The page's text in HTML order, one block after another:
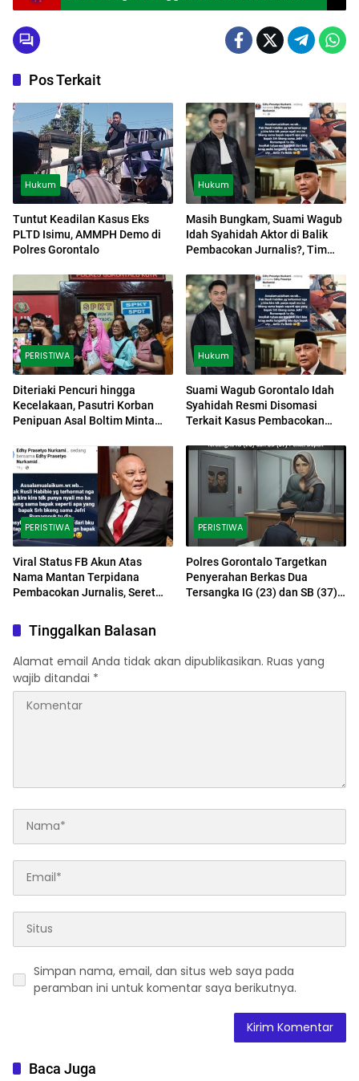
Kasus
Pos Terkait
Hukum
Tuntut Keadilan Kasus Eks
PLTD Isimu, AMMPH Demo di
Polres Gorontalo
Hukum
Masih Bungkam, Suami Wagub
Idah Syahidah Aktor di Balik
Pembacokan Jurnalis?, Tim
PERISTIWA
Diteriaki Pencuri hingga
Kecelakaan, Pasutri Korban
Penipuan Asal Boltim Minta
Hukum
Suami Wagub Gorontalo Idah
Syahidah Resmi Disomasi
Terkait Kasus Pembacokan
PERISTIWA
Viral Status FB Akun Atas
Nama Mantan Terpidana
Pembacokan Jurnalis, Seret
Gorontalo
PERISTIWA
Polres Gorontalo Targetkan
Penyerahan Berkas Dua
Tersangka IG (23) dan SB (37)
Tinggalkan Balasan
Alamat email Anda tidak akan dipublikasikan. Ruas yang
wajib ditandai *
Simpan nama, email, dan situs web saya pada
peramban ini untuk komentar saya berikutnya.
Baca Juga